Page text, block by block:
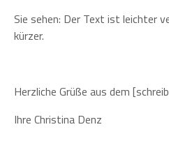
Sie sehen: Der Text ist leichter
kürzer.
Herzliche Grüße aus dem
Ihre Christina Denz